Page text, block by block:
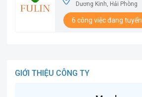
Dương Kinh, Hải Phòng
6 công việc đang tuyển
GIỚI THIỆU CÔNG TY